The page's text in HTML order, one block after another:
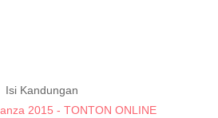
Isi Kandungan
2015 - TONTON ONLINE